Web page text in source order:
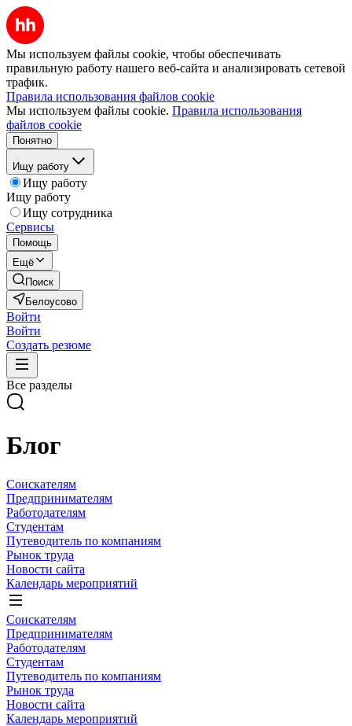
Мы используем файлы cookie, чтобы обеспечивать
правильную работу нашего веб-сайта и анализировать сетевой
трафик.
Правила использования файлов cookie
Мы используем файлы cookie. Правила использования
файлов cookie
Понятно
Ищу работу
Ищу работу
Ищу работу
Ищу сотрудника
Сервисы
Помощь
Ещё
Поиск
Белоусово
Войти
Войти
Создать резюме
Все разделы
Блог
Соискателям
Предпринимателям
Работодателям
Студентам
Путеводитель по компаниям
Рынок труда
Новости сайта
Календарь мероприятий
Соискателям
Предпринимателям
Работодателям
Студентам
Путеводитель по компаниям
Рынок труда
Новости сайта
Календарь мероприятий